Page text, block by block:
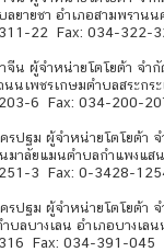
ยายชา อำเภอสามพราน
22 Fax: 034-322-
จีน ผู้จำหน่ายโตโยต้า จำ
เพชรเกษมตำบลสระกร
6 Fax: 034-200-
รปฐม ผู้จำหน่ายโตโยต้า
าลัยแมนตำบลกำแพงแส
3 Fax: 0-3428-
รปฐม ผู้จำหน่ายโตโยต้า
ลบางเลน อำเภอบางเล
Fax: 034-391-045